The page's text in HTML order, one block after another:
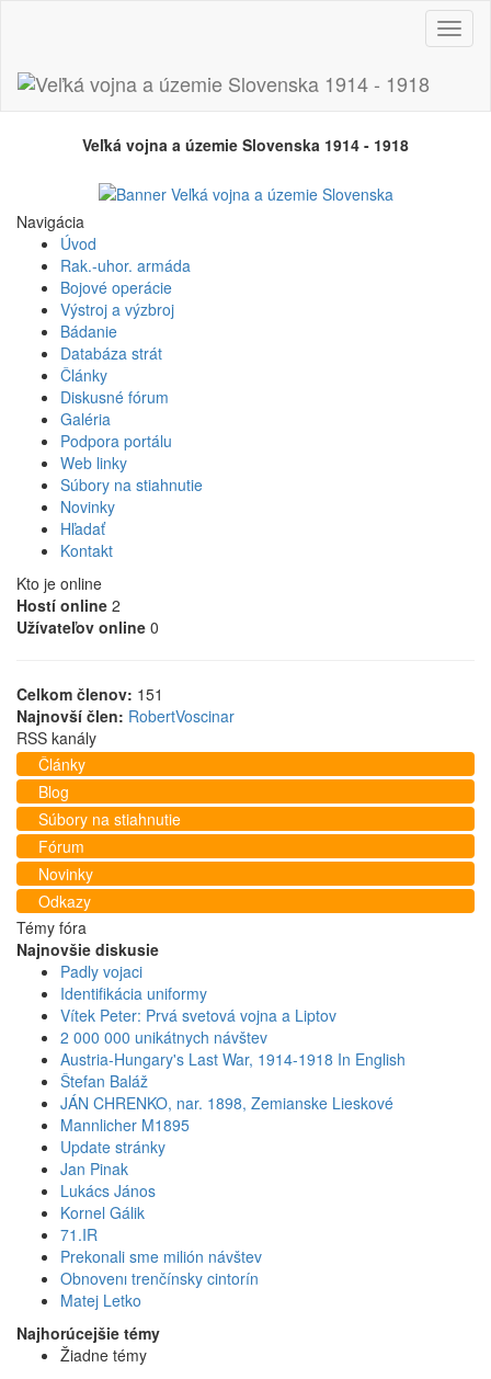
Veľká vojna a územie Slovenska 1914 - 1918
Navigácia
Úvod
Rak.-uhor. armáda
Bojové operácie
Výstroj a výzbroj
Bádanie
Databáza strát
Články
Diskusné fórum
Galéria
Podpora portálu
Web linky
Súbory na stiahnutie
Novinky
Hľadať
Kontakt
Kto je online
Hostí online 2
Užívateľov online 0
Celkom členov: 151
Najnovší člen: RobertVoscinar
RSS kanály
Články
Blog
Súbory na stiahnutie
Fórum
Novinky
Odkazy
Témy fóra
Najnovšie diskusie
Padly vojaci
Identifikácia uniformy
Vítek Peter: Prvá svetová vojna a Liptov
2 000 000 unikátnych návštev
Austria-Hungary's Last War, 1914-1918 In English
Štefan Baláž
JÁN CHRENKO, nar. 1898, Zemianske Lieskové
Mannlicher M1895
Update stránky
Jan Pinak
Lukács János
Kornel Gálik
71.IR
Prekonali sme milión návštev
Obnovenı trenčínsky cintorín
Matej Letko
Najhorúcejšie témy
Žiadne témy